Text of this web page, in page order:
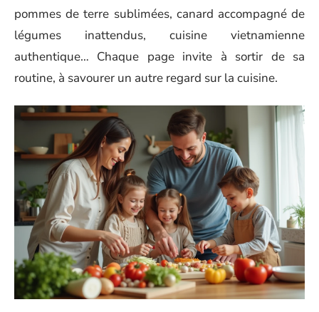
pommes de terre sublimées, canard accompagné de
légumes inattendus, cuisine vietnamienne
authentique… Chaque page invite à sortir de sa
routine, à savourer un autre regard sur la cuisine.